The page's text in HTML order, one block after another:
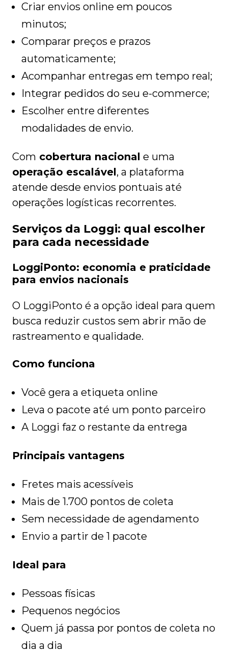
Criar envios online em poucos
minutos;
Comparar preços e prazos
automaticamente;
Acompanhar entregas em tempo real;
Integrar pedidos do seu e-commerce;
Escolher entre diferentes
modalidades de envio.
Com cobertura nacional e uma
operação escalável, a plataforma
atende desde envios pontuais até
operações logísticas recorrentes.
Serviços da Loggi: qual escolher
para cada necessidade
LoggiPonto: economia e praticidade
para envios nacionais
O LoggiPonto é a opção ideal para quem
busca reduzir custos sem abrir mão de
rastreamento e qualidade.
Como funciona
Você gera a etiqueta online
Leva o pacote até um ponto parceiro
A Loggi faz o restante da entrega
Principais vantagens
Fretes mais acessíveis
Mais de 1.700 pontos de coleta
Sem necessidade de agendamento
Envio a partir de 1 pacote
Ideal para
Pessoas físicas
Pequenos negócios
Quem já passa por pontos de coleta no
dia a dia